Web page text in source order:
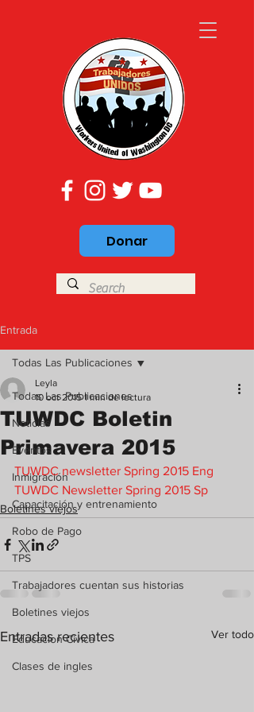
Donar
Entrada
Todas Las Publicaciones
Noticias
Eventos
Inmigración
Capacitación y entrenamiento
Robo de Pago
TPS
Trabajadores cuentan sus historias
Boletines viejos
Educacion Civica
Clases de ingles
Todas Las Publicaciones
TUWDC Boletin
Primavera 2015
Leyla
10 oct 2015 1 min de lectura
TUWDC newsletter Spring 2015 Eng
TUWDC Newsletter Spring 2015 Sp
Boletines viejos
Entradas recientes Ver todo